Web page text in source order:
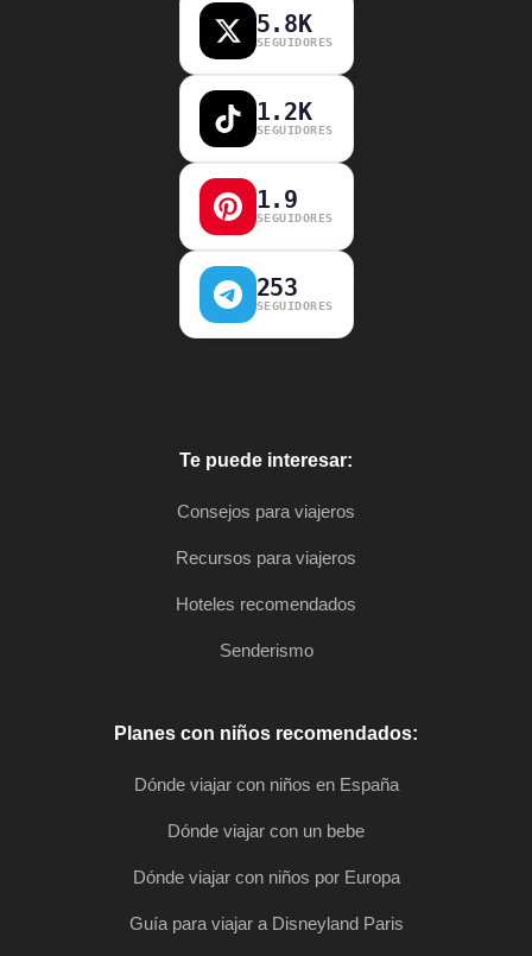
5.8K
SEGUIDORES
1.2K
SEGUIDORES
1.9
SEGUIDORES
253
SEGUIDORES
Te puede interesar:
Consejos para viajeros
Recursos para viajeros
Hoteles recomendados
Senderismo
Planes con niños recomendados:
Dónde viajar con niños en España
Dónde viajar con un bebe
Dónde viajar con niños por Europa
Guía para viajar a Disneyland Paris